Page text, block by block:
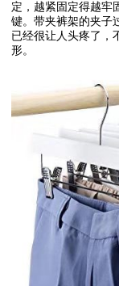
定，越紧固定得越牢
键。带夹裤架的夹子
已经很让人头疼了，
形。